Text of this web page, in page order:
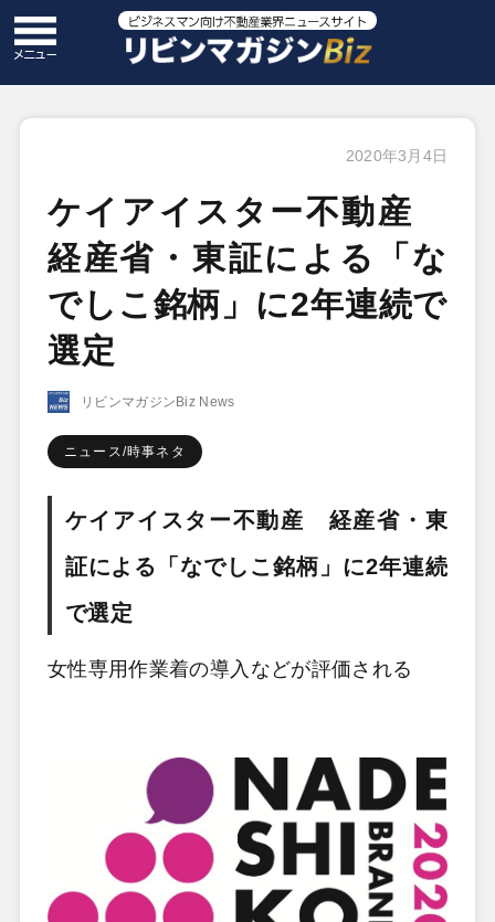
2020年3月4日
ケイアイスター不動産
経産省・東証による「な
でしこ銘柄」に2年連続で
選定
リビンマガジンBiz News
ニュース/時事ネタ
ケイアイスター不動産 経産省・東
証による「なでしこ銘柄」に2年連続
で選定
女性専用作業着の導入などが評価される